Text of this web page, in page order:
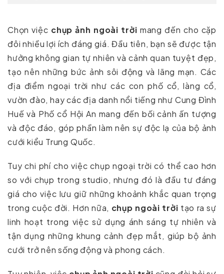
Chọn việc chụp ảnh ngoài trời mang đến cho cặp
đôi nhiều lợi ích đáng giá. Đầu tiên, bạn sẽ được tận
hưởng không gian tự nhiên và cảnh quan tuyệt đẹp,
tạo nên những bức ảnh sôi động và lãng mạn. Các
địa điểm ngoại trời như các con phố cổ, làng cổ,
vườn đào, hay các địa danh nổi tiếng như Cung Đình
Huế và Phố cổ Hội An mang đến bối cảnh ấn tượng
và độc đáo, góp phần làm nên sự độc lạ của bộ ảnh
cưới kiểu Trung Quốc.
Tuy chi phí cho việc chụp ngoại trời có thể cao hơn
so với chụp trong studio, nhưng đó là đầu tư đáng
giá cho việc lưu giữ những khoảnh khắc quan trọng
trong cuộc đời. Hơn nữa, chụp ngoài trời tạo ra sự
linh hoạt trong việc sử dụng ánh sáng tự nhiên và
tận dụng những khung cảnh đẹp mắt, giúp bộ ảnh
cưới trở nên sống động và phong cách.